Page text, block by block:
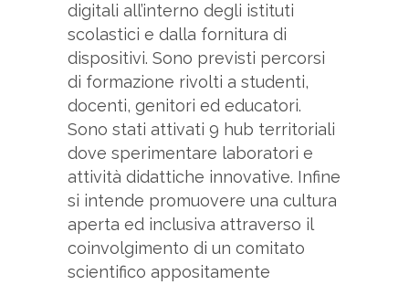
digitali all’interno degli istituti
scolastici e dalla fornitura di
dispositivi. Sono previsti percorsi
di formazione rivolti a studenti,
docenti, genitori ed educatori.
Sono stati attivati 9 hub territoriali
dove sperimentare laboratori e
attività didattiche innovative. Infine
si intende promuovere una cultura
aperta ed inclusiva attraverso il
coinvolgimento di un comitato
scientifico appositamente